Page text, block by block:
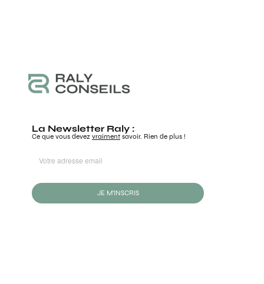
La Newsletter Raly :
Ce que vous devez vraiment savoir. Rien de plus !
JE M'INSCRIS